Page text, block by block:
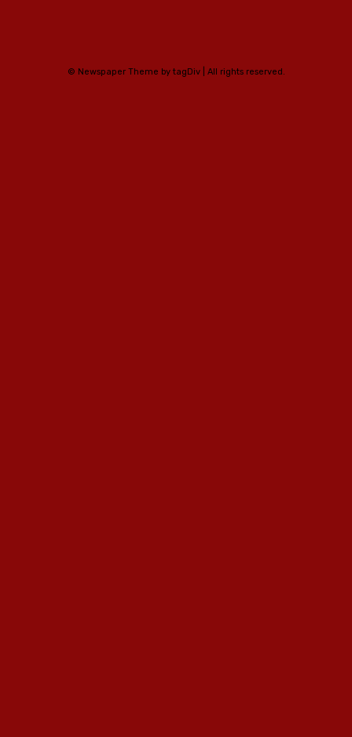
© Newspaper Theme by tagDiv | All rights reserved.